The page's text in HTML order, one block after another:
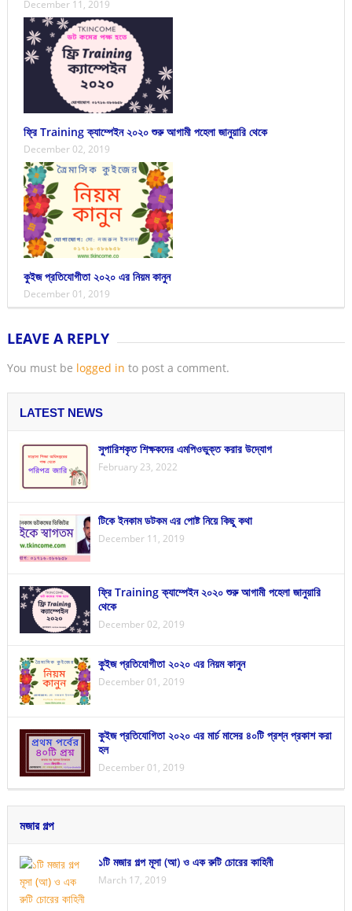
December 11, 2019
ফ্রি Training ক্যাম্পেইন ২০২০ শুরু আগামী পহেলা জানুয়ারি থেকে
December 02, 2019
কুইজ প্রতিযোগীতা ২০২০ এর নিয়ম কানুন
December 01, 2019
LEAVE A REPLY
You must be logged in to post a comment.
LATEST NEWS
সুপারিশকৃত শিক্ষকদের এমপিওভুক্ত করার উদ্যোগ
February 23, 2022
টিকে ইনকাম ডটকম এর পোষ্ট নিয়ে কিছু কথা
December 11, 2019
ফ্রি Training ক্যাম্পেইন ২০২০ শুরু আগামী পহেলা জানুয়ারি
থেকে
December 02, 2019
কুইজ প্রতিযোগীতা ২০২০ এর নিয়ম কানুন
December 01, 2019
কুইজ প্রতিযোগিতা ২০২০ এর মার্চ মাসের ৪০টি প্রশ্ন প্রকাশ করা
হল
December 01, 2019
মজার গল্প
১টি মজার গল্প মূসা (আ) ও এক রুটি চোরের কাহিনী
March 17, 2019